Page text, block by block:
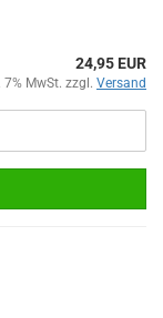
24,95 EUR
7% MwSt. zzgl. Versand